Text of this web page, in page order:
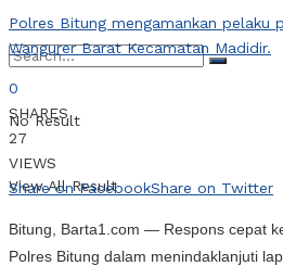
No Result
View All Result
Polres Bitung mengamankan pelaku
Wangurer Barat Kecamatan Madidir.
0
SHARES
27
VIEWS
Share on FacebookShare on Twitter
Bitung, Barta1.com — Respons cepat
Polres Bitung dalam menindaklanjuti